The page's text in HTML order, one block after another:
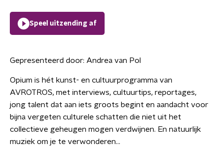
Speel uitzending af
Gepresenteerd door: Andrea van Pol
Opium is hét kunst- en cultuurprogramma van
AVROTROS, met interviews, cultuurtips, reportages,
jong talent dat aan iets groots begint en aandacht voor
bijna vergeten culturele schatten die niet uit het
collectieve geheugen mogen verdwijnen. En natuurlijk
muziek om je te verwonderen...